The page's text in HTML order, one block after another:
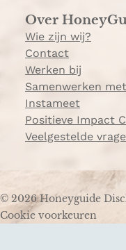
Over
Wie zijn wij?
Contact
Werken bij
Samenwerken
Instameet
Positieve Impact
Veelgestelde
© 2026 Honeyguide
Cookie voorkeuren